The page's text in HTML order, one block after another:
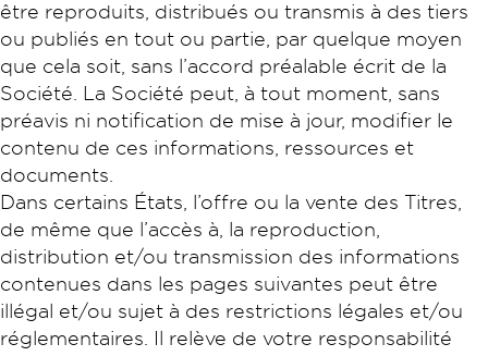
être reproduits, distribués ou transmis à des tiers
ou publiés en tout ou partie, par quelque moyen
que cela soit, sans l’accord préalable écrit de la
Société. La Société peut, à tout moment, sans
préavis ni notification de mise à jour, modifier le
contenu de ces informations, ressources et
documents.
Dans certains États, l’offre ou la vente des Titres,
de même que l’accès à, la reproduction,
distribution et/ou transmission des informations
contenues dans les pages suivantes peut être
illégal et/ou sujet à des restrictions légales et/ou
réglementaires. Il relève de votre responsabilité